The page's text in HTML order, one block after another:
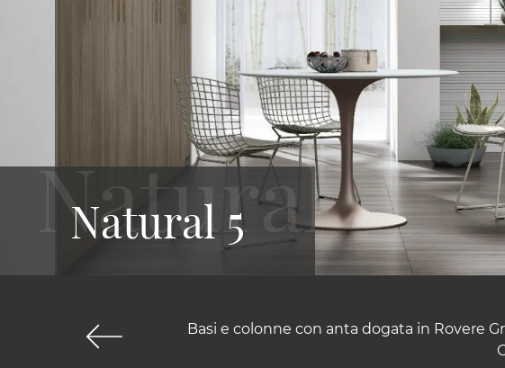
Basi e colonne con anta dogata in Rovere
Natural 5